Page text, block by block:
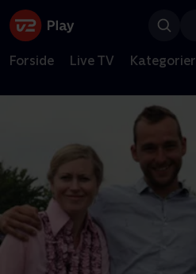
Forside Live TV Kategorier